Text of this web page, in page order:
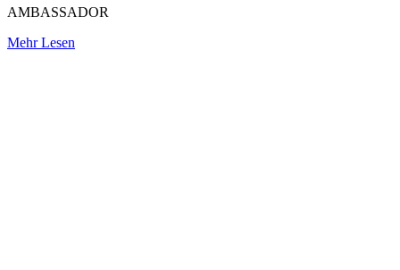
AMBASSADOR
Mehr Lesen